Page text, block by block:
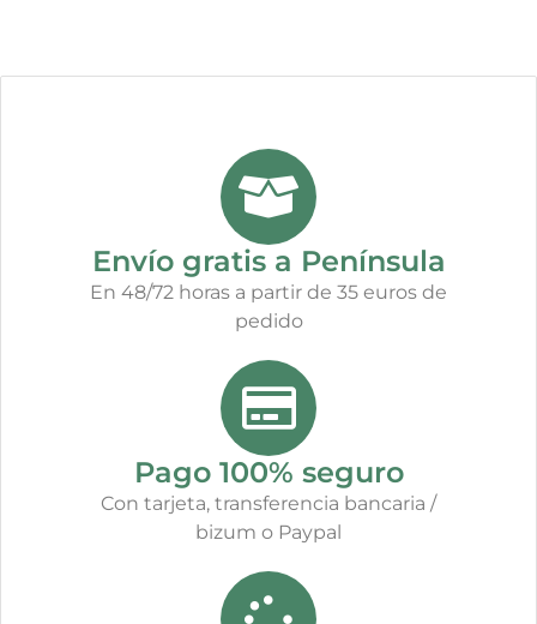
Envío gratis a Península
En 48/72 horas a partir de 35 euros de
pedido
Pago 100% seguro
Con tarjeta, transferencia bancaria /
bizum o Paypal